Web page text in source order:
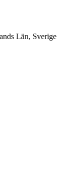
Län, Sverige